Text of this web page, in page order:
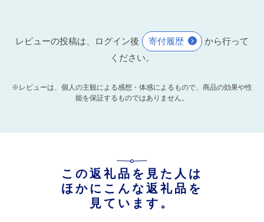
レビューの投稿は、ログイン後 寄付履歴
から行って
ください。
※レビューは、個人の主観による感想・体感によるもので、商品の効果や性
能を保証するものではありません。
この返礼品を見た人は
ほかにこんな返礼品を
見ています。